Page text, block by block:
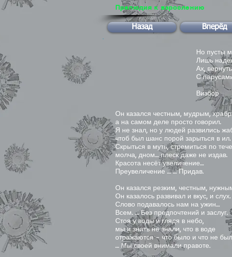
Прелюдия к взрослению
Назад Вперёд
Но пусты
Лишь
Ах,
С
Визбор
Он казался честным, мудрым,
а на самом деле просто говорил.
Я не знал, но у людей развились
чтоб был шанс порой зарыться в ил.
Скрыться в муть, стремиться по
молча, дном… плеск даже не издав.
Красота несёт увеличение…
Преувеличение … … Придав.
Он казался резким, честным,
Он казалось развивал и вкус, и слух.
Слово подавалось нам на ужин…
Всем. … Без предпочтений и заслуг.
Стоя у воды и глядя в небо,
мы и знать не знали, что в воде
отражаются – что было и что не
… Мы своей внимали правоте.